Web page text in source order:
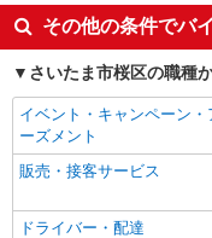
入社日応相談
未経験歓迎
学歴不問
ボーナス・賞与あり
完全週休2日制
自転車通勤OK
その他の条件でバ
さいたま市桜区の職種
イベント・キャンペーン・
ーズメント
販売・接客サービス
ドライバー・配達